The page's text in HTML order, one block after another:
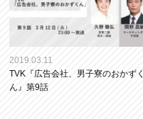
2019.03.11
TVK『広告会社、男子寮のおかずく
ん』第9話